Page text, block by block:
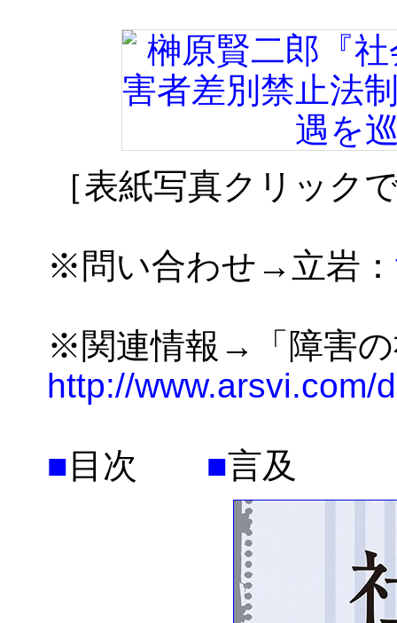
［表紙写真クリック
※問い合わせ→立岩：
※関連情報→「障害の
http://www.arsvi.com/
■目次 ■言及